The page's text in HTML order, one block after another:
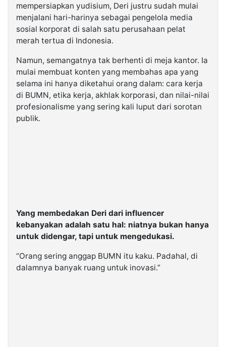
mempersiapkan yudisium, Deri justru sudah mulai
menjalani hari-harinya sebagai pengelola media
sosial korporat di salah satu perusahaan pelat
merah tertua di Indonesia.
Namun, semangatnya tak berhenti di meja kantor. Ia
mulai membuat konten yang membahas apa yang
selama ini hanya diketahui orang dalam: cara kerja
di BUMN, etika kerja, akhlak korporasi, dan nilai-nilai
profesionalisme yang sering kali luput dari sorotan
publik.
Yang membedakan Deri dari influencer
kebanyakan adalah satu hal: niatnya bukan hanya
untuk didengar, tapi untuk mengedukasi.
“Orang sering anggap BUMN itu kaku. Padahal, di
dalamnya banyak ruang untuk inovasi.”